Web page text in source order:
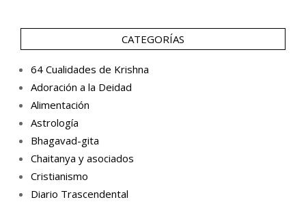
CATEGORÍAS
64 Cualidades de Krishna
Adoración a la Deidad
Alimentación
Astrología
Bhagavad-gita
Chaitanya y asociados
Cristianismo
Diario Trascendental